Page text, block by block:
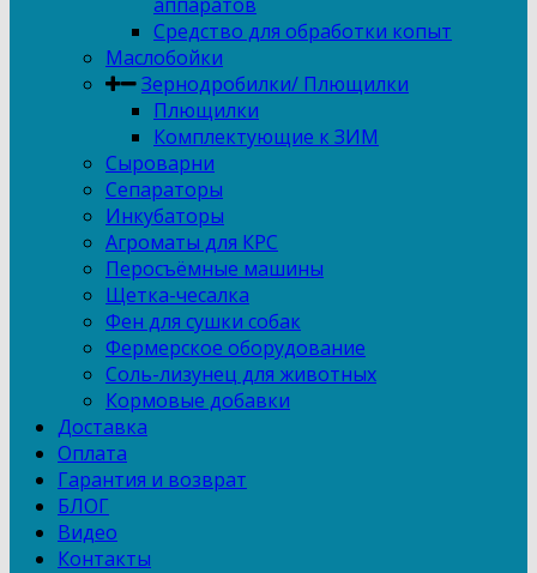
Средство для обработки копыт
Маслобойки
Зернодробилки/ Плющилки
Плющилки
Комплектующие к ЗИМ
Сыроварни
Сепараторы
Инкубаторы
Агроматы для КРС
Перосъёмные машины
Щетка-чесалка
Фен для сушки собак
Фермерское оборудование
Соль-лизунец для животных
Кормовые добавки
Доставка
Оплата
Гарантия и возврат
БЛОГ
Видео
Контакты